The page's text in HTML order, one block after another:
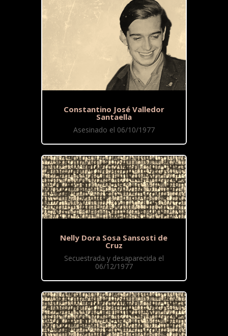
Constantino José Valledor
Santaella
Asesinado el 06/10/1977
Nelly Dora Sosa Sansosti de
Cruz
Secuestrada y desaparecida el
06/12/1977